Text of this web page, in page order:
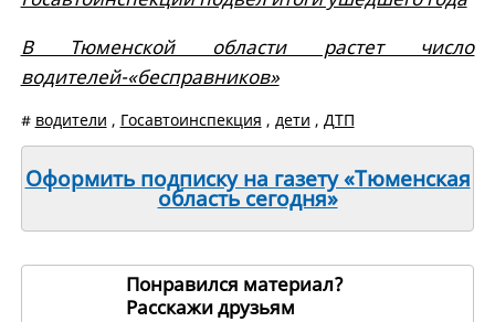
В Тюменской области растет число
водителей-«бесправников»
# водители , Госавтоинспекция , дети , ДТП
Оформить подписку на газету «Тюменская
область сегодня»
Понравился материал?
Расскажи друзьям